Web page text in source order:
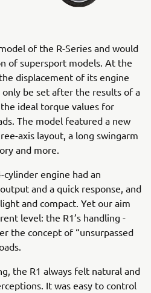
of the R-Series and would
of supersport models. At the
displacement of its engine
be set after the results of a
ideal torque values for
The model featured a new
axis layout, a long swingarm
and more.
cylinder engine had an
and a quick response, and
and compact. Yet our aim
level: the R1’s handling -
the concept of “unsurpassed
the R1 always felt natural and
It was easy to control